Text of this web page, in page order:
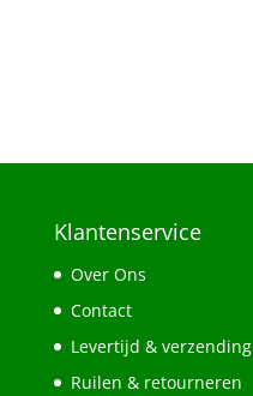
Klantenservice
Over Ons
Contact
Levertijd & verzending
Ruilen & retourneren